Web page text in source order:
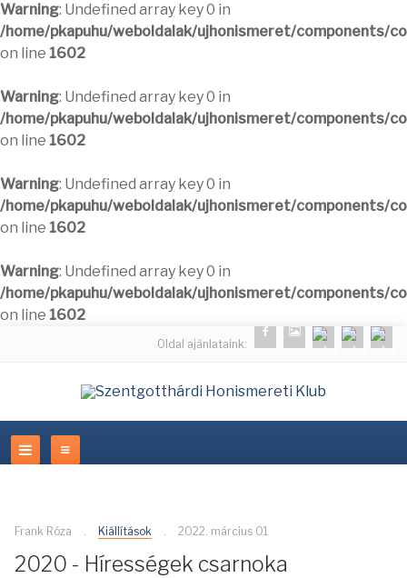
Warning: Undefined array key 0 in
/home/pkapuhu/weboldalak/ujhonismeret/components/
on line 1602
Warning: Undefined array key 0 in
/home/pkapuhu/weboldalak/ujhonismeret/components/
on line 1602
Warning: Undefined array key 0 in
/home/pkapuhu/weboldalak/ujhonismeret/components/
on line 1602
Warning: Undefined array key 0 in
/home/pkapuhu/weboldalak/ujhonismeret/components/
on line 1602
Oldal ajánlataink:
Frank Róza Kiállítások 2022. március 01
2020 - Hírességek csarnoka